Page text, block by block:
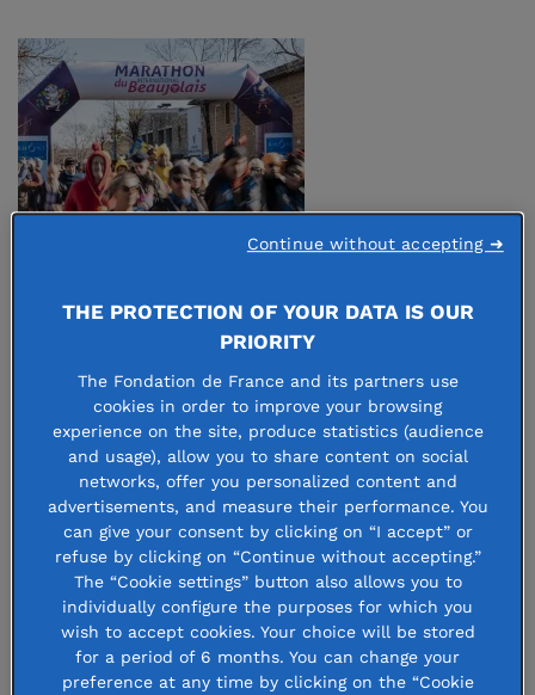
Fondation Beaujolais Runners Marathon
Chaque coureur, chaque bénévole, chaque partenaire
s’associe à la collecte de fonds et transforme ainsi le
Marathon du Beaujolais en un grand évènement
solidaire.
THE PROTECTION OF YOUR DATA IS OUR
PRIORITY
The Fondation de France and its partners use
cookies in order to improve your browsing
experience on the site, produce statistics (audience
and usage), allow you to share content on social
networks, offer you personalized content and
advertisements, and measure their performance. You
can give your consent by clicking on “I accept” or
refuse by clicking on “Continue without accepting.”
The “Cookie settings” button also allows you to
individually configure the purposes for which you
wish to accept cookies. Your choice will be stored
for a period of 6 months. You can change your
preference at any time by clicking on the “Cookie
Continue without accepting ➜